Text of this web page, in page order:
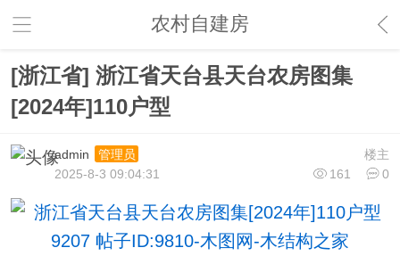
农村自建房
[浙江省] 浙江省天台县天台农房图集
[2024年]110户型
楼主
admin
管理员
161
0
2025-8-3 09:04:31